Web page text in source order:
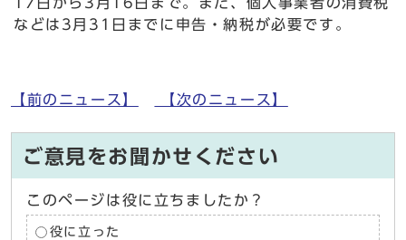
などは3月31日までに申告・納税が必要です。
【前のニュース】 【次のニュース】
ご意見をお聞かせください
このページは役に立ちましたか？
役に立った